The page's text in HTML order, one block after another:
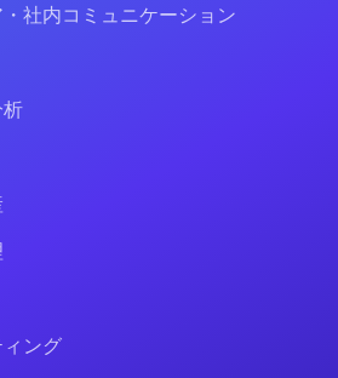
社内コミュニケーション
ング